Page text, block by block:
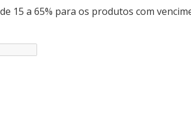
15 a 65% para os produtos com